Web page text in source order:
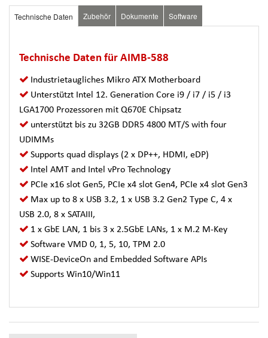
Technische Daten Zubehör Dokumente Software
Technische Daten für AIMB-588
Industrietaugliches Mikro ATX Motherboard
Unterstützt Intel 12. Generation Core i9 / i7 / i5 / i3
LGA1700 Prozessoren mit Q670E Chipsatz
unterstützt bis zu 32GB DDR5 4800 MT/S with four
UDIMMs
Supports quad displays (2 x DP++, HDMI, eDP)
Intel AMT and Intel vPro Technology
PCIe x16 slot Gen5, PCIe x4 slot Gen4, PCIe x4 slot Gen3
Max up to 8 x USB 3.2, 1 x USB 3.2 Gen2 Type C, 4 x
USB 2.0, 8 x SATAIII,
1 x GbE LAN, 1 bis 3 x 2.5GbE LANs, 1 x M.2 M-Key
Software VMD 0, 1, 5, 10, TPM 2.0
WISE-DeviceOn and Embedded Software APIs
Supports Win10/Win11